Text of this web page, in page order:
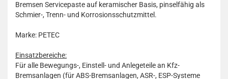
Bremsen Servicepaste auf keramischer Basis, pinselfähig als
Schmier-, Trenn- und Korrosionsschutzmittel.
Marke: PETEC
Einsatzbereiche:
Für alle Bewegungs-, Einstell- und Anlegeteile an Kfz-
Bremsanlagen (für ABS-Bremsanlagen, ASR-, ESP-Systeme